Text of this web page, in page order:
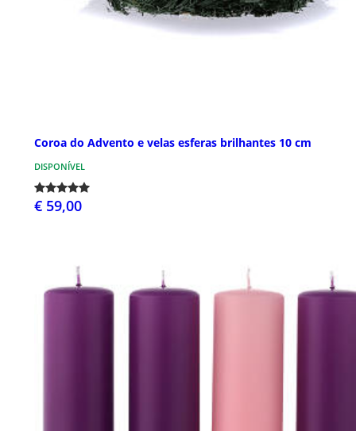
Coroa do Advento e velas esferas brilhantes 10 cm
DISPONÍVEL
€ 59,00